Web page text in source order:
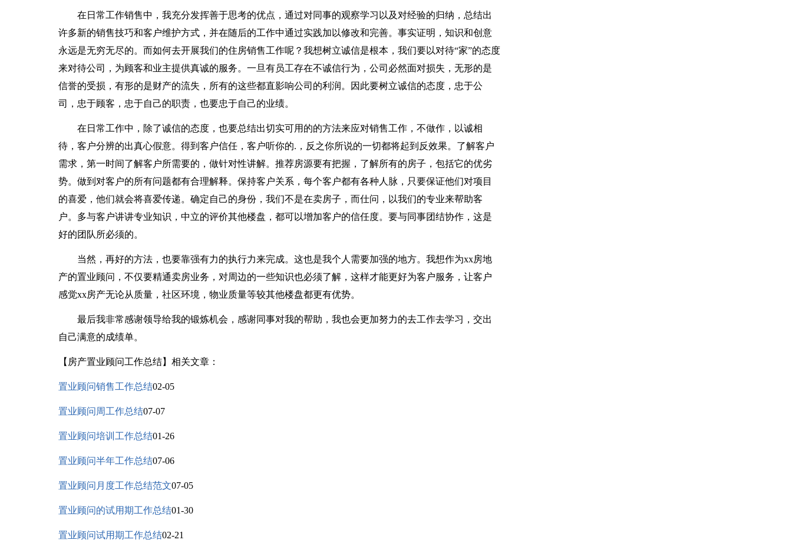
在日常工作销售中，我充分发挥善于思考的优点，通过对同事的观察学习以及对经验的归纳，总结出
许多新的销售技巧和客户维护方式，并在随后的工作中通过实践加以修改和完善。事实证明，知识和创意
永远是无穷无尽的。而如何去开展我们的住房销售工作呢？我想树立诚信是根本，我们要以对待“家”的态度
来对待公司，为顾客和业主提供真诚的服务。一旦有员工存在不诚信行为，公司必然面对损失，无形的是
信誉的受损，有形的是财产的流失，所有的这些都直影响公司的利润。因此要树立诚信的态度，忠于公
司，忠于顾客，忠于自己的职责，也要忠于自己的业绩。
在日常工作中，除了诚信的态度，也要总结出切实可用的的方法来应对销售工作，不做作，以诚相
待，客户分辨的出真心假意。得到客户信任，客户听你的.，反之你所说的一切都将起到反效果。了解客户
需求，第一时间了解客户所需要的，做针对性讲解。推荐房源要有把握，了解所有的房子，包括它的优劣
势。做到对客户的所有问题都有合理解释。保持客户关系，每个客户都有各种人脉，只要保证他们对项目
的喜爱，他们就会将喜爱传递。确定自己的身份，我们不是在卖房子，而仕问，以我们的专业来帮助客
户。多与客户讲讲专业知识，中立的评价其他楼盘，都可以增加客户的信任度。要与同事团结协作，这是
好的团队所必须的。
当然，再好的方法，也要靠强有力的执行力来完成。这也是我个人需要加强的地方。我想作为xx房地
产的置业顾问，不仅要精通卖房业务，对周边的一些知识也必须了解，这样才能更好为客户服务，让客户
感觉xx房产无论从质量，社区环境，物业质量等较其他楼盘都更有优势。
最后我非常感谢领导给我的锻炼机会，感谢同事对我的帮助，我也会更加努力的去工作去学习，交出
自己满意的成绩单。
【房产置业顾问工作总结】相关文章：
置业顾问销售工作总结02-05
置业顾问周工作总结07-07
置业顾问培训工作总结01-26
置业顾问半年工作总结07-06
置业顾问月度工作总结范文07-05
置业顾问的试用期工作总结01-30
置业顾问试用期工作总结02-21